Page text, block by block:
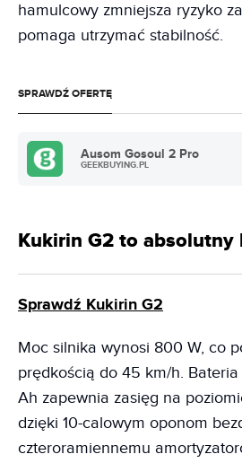
hamulcowy zmniejsza ryzyko
pomaga utrzymać stabilność.
SPRAWDŹ OFERTĘ
Ausom Gosoul 2 Pro
GEEKBUYING.PL
Kukirin G2 to absolutny
Sprawdź Kukirin G2
Moc silnika wynosi 800 W, co
prędkością do 45 km/h.
Ah zapewnia zasięg na
dzięki 10-calowym oponom
czteroramiennemu